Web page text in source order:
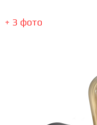
+ 3 фото